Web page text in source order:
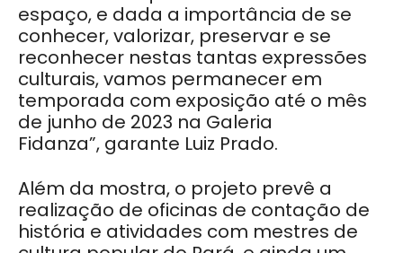
espaço, e dada a importância de se
conhecer, valorizar, preservar e se
reconhecer nestas tantas expressões
culturais, vamos permanecer em
temporada com exposição até o mês
de junho de 2023 na Galeria
Fidanza”, garante Luiz Prado.
Além da mostra, o projeto prevê a
realização de oficinas de contação de
história e atividades com mestres de